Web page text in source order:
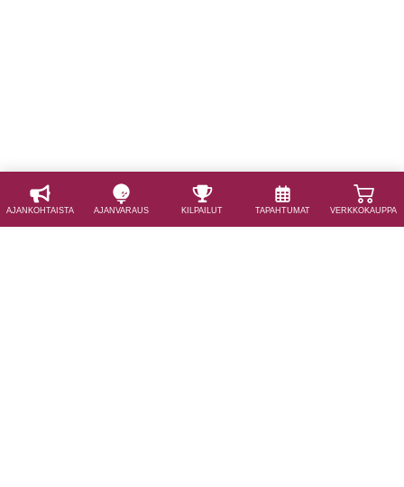
AJAN­KOHTAISTA AJAN­VARAUS KILPAILUT TAPAHTUMAT VERKKOKAUPPA